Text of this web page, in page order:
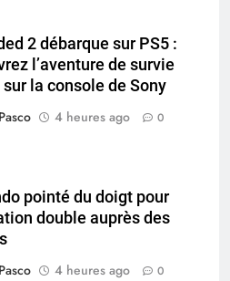
2 débarque sur PS5 :
l’aventure de survie
la console de Sony
4 heures ago 0
pointé du doigt pour
double auprès des
4 heures ago 0